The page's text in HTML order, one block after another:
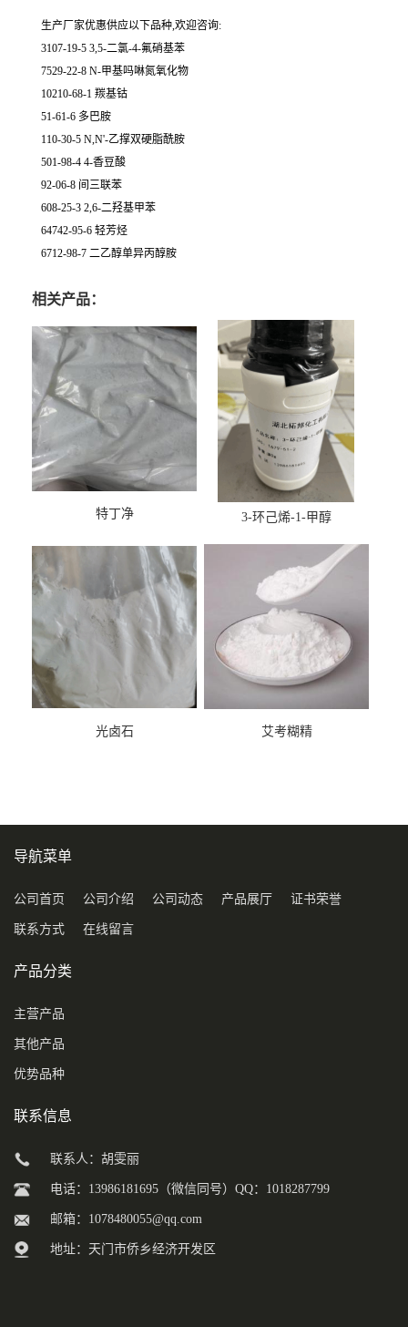
生产厂家优惠供应以下品种,欢迎咨询:
3107-19-5 3,5-二氯-4-氟硝基苯
7529-22-8 N-甲基吗啉氮氧化物
10210-68-1 羰基钴
51-61-6 多巴胺
110-30-5 N,N'-乙撑双硬脂酰胺
501-98-4 4-香豆酸
92-06-8 间三联苯
608-25-3 2,6-二羟基甲苯
64742-95-6 轻芳烃
6712-98-7 二乙醇单异丙醇胺
相关产品：
特丁净 3-环己烯-1-甲醇
光卤石 艾考糊精
导航菜单
公司首页 公司介绍 公司动态 产品展厅 证书荣誉
联系方式 在线留言
产品分类
主营产品
其他产品
优势品种
联系信息
联系人：胡雯丽
电话：13986181695（微信同号）QQ：1018287799
邮箱： 1078480055@qq.com
地址：天门市侨乡经济开发区